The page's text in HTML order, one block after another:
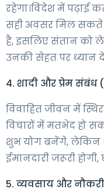
रहेगा।विदेश में पढ़ाई
सही अवसर मिल सकते
है, इसलिए संतान को
उनकी सेहत पर ध्यान
4. शादी और प्रेम संबंध
विवाहित जीवन में
विचारों में मतभेद हो
शुभ योग बनेंगे, लेकिन
ईमानदारी जरूरी होगी,
5. व्यवसाय और